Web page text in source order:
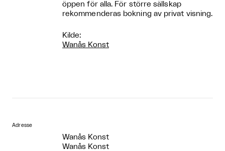
öppen för alla. För större sällskap
rekommenderas bokning av privat visning.
Kilde:
Wanås Konst
Adresse
Wanås Konst
Wanås Konst